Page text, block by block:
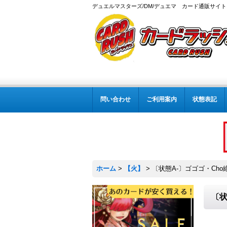
デュエルマスターズ/DM/デュエマ カード通販サイト
問い合わせ ご利用案内 状態表記
ホーム > 【火】 > 〔状態A-〕ゴゴゴ・
〔